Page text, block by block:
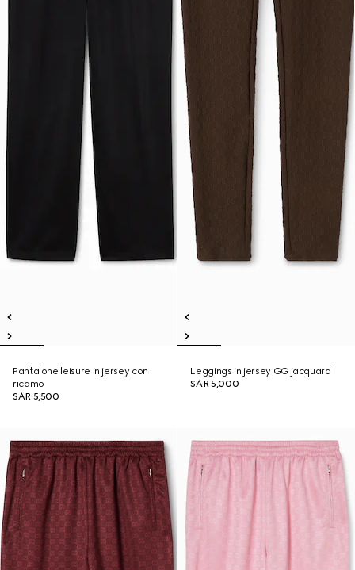
Pantalone leisure in jersey con
ricamo
SAR 5,500
Leggings in jersey GG jacquard
SAR 5,000